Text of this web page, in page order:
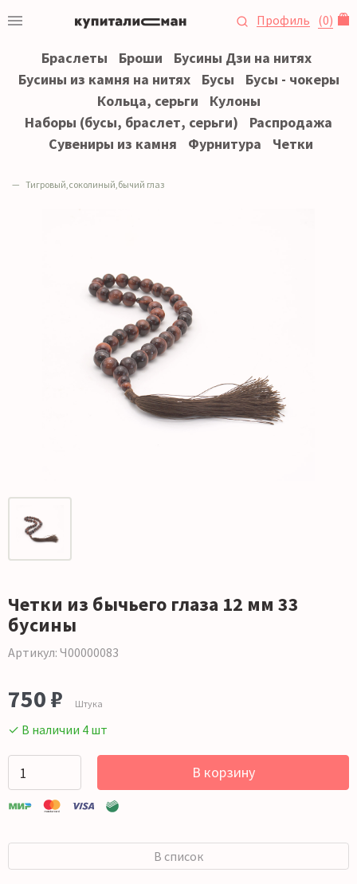
Профиль (0)
Браслеты Броши
Бусины Дзи на нитях
Бусины из камня на нитях
Бусы
Бусы - чокеры
Кольца, серьги
Кулоны
Наборы (бусы, браслет, серьги)
Распродажа
Сувениры из камня
Фурнитура Четки
Тигровый,соколиный,бычий глаз
Четки из бычьего глаза 12 мм 33
бусины
Артикул: Ч00000083
750 ₽ Штука
✓ В наличии 4 шт
В корзину
В список